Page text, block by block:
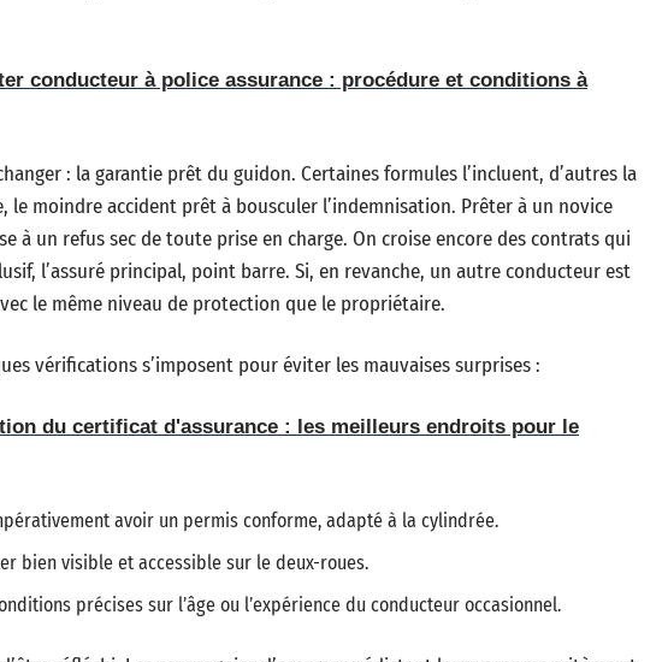
conducteur à police assurance : procédure et conditions à
: la garantie prêt du guidon. Certaines formules l’incluent, d’autres la
le moindre accident prêt à bousculer l’indemnisation. Prêter à un novice
à un refus sec de toute prise en charge. On croise encore des contrats qui
l’assuré principal, point barre. Si, en revanche, un autre conducteur est
le même niveau de protection que le propriétaire.
vérifications s’imposent pour éviter les mauvaises surprises :
du certificat d'assurance : les meilleurs endroits pour le
avoir un permis conforme, adapté à la cylindrée.
bien visible et accessible sur le deux-roues.
précises sur l’âge ou l’expérience du conducteur occasionnel.